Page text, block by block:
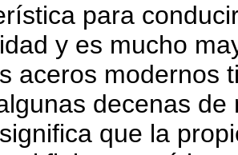
para
y es mucho
aceros modernos
decenas
que la